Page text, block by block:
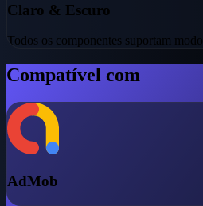
Claro & Escuro
Todos os componentes suportam
Compatível com
AdMob